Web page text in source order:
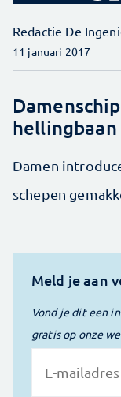
Redactie De
11 januari 2017
hellingbaan
Damen
schepen
Meld je aan
Vond je dit een
gratis op onze